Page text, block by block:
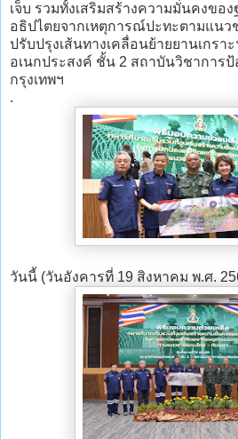
เจ็บ รวมทั้งเสริมสร้างความมั่นคงขอ
อธิปไตยจากเหตุการณ์ปะทะตามแนว
ปรับปรุงเส้นทางเคลื่อนย้ายยานเกรา
อเนกประสงค์ ชั้น 2 สถาบันวิชาการป้
กรุงเทพฯ
.
วันนี้ (วันอังคารที่ 19 สิงหาคม พ.ศ.